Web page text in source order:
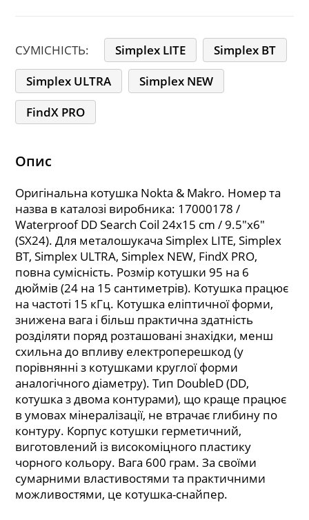
СУМІСНІСТЬ: Simplex LITE
Simplex BT
Simplex ULTRA
Simplex NEW
FindX PRO
Опис
Оригінальна котушка Nokta & Makro. Номер та
назва в каталозі виробника: 17000178 /
Waterproof DD Search Coil 24x15 cm / 9.5"x6"
(SX24). Для металошукача Simplex LITE, Simplex
BT, Simplex ULTRA, Simplex NEW, FindX PRO,
повна сумісність. Розмір котушки 95 на 6
дюймів (24 на 15 сантиметрів). Котушка працює
на частоті 15 кГц. Котушка еліптичної форми,
знижена вага і більш практична здатність
розділяти поряд розташовані знахідки, менш
схильна до впливу електроперешкод (у
порівнянні з котушками круглої форми
аналогічного діаметру). Тип DoubleD (DD,
котушка з двома контурами), що краще працює
в умовах мінералізації, не втрачає глибину по
контуру. Корпус котушки герметичний,
виготовлений із високоміцного пластику
чорного кольору. Вага 600 грам. За своїми
сумарними властивостями та практичними
можливостями, це котушка-снайпер.